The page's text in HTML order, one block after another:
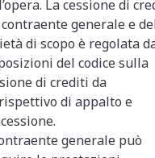
La cessione di
generale e
di scopo è regolata
del codice sulla
di crediti da
di appalto e
generale può